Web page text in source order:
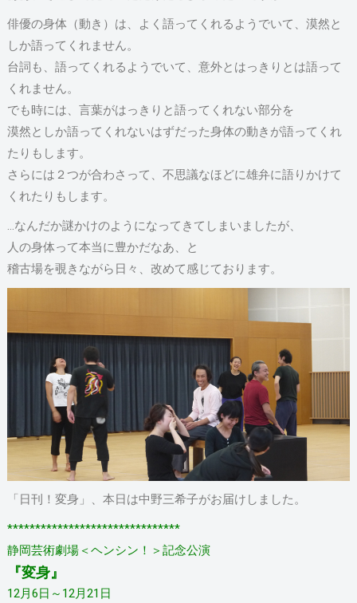
俳優の身体（動き）は、よく語ってくれるようでいて、漠然と
しか語ってくれません。
台詞も、語ってくれるようでいて、意外とはっきりとは語って
くれません。
でも時には、言葉がはっきりと語ってくれない部分を
漠然としか語ってくれないはずだった身体の動きが語ってくれ
たりもします。
さらには２つが合わさって、不思議なほどに雄弁に語りかけて
くれたりもします。
…なんだか謎かけのようになってきてしまいましたが、
人の身体って本当に豊かだなあ、と
稽古場を覗きながら日々、改めて感じております。
「日刊！変身」、本日は中野三希子がお届けしました。
*******************************
静岡芸術劇場＜ヘンシン！＞記念公演
『変身』
12月6日～12月21日